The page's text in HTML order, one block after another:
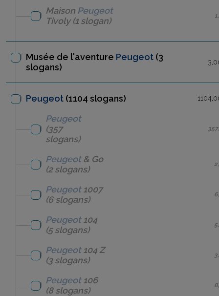
Maison Peugeot
Tivoly(1 slogan)
Musée de l'aventure Peugeot (3
slogans)
Peugeot (1104 slogans)
Peugeot
(357
slogans)
Peugeot & Go
(2 slogans)
Peugeot 1007
(6 slogans)
Peugeot 104
(5 slogans)
Peugeot 104 Z
(3 slogans)
Peugeot 106
(8 slogans)